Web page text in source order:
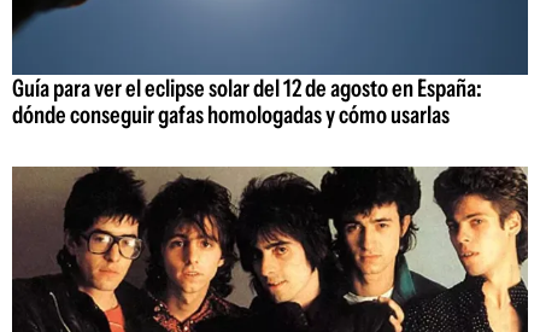
Guía para ver el eclipse solar del 12 de agosto en España:
dónde conseguir gafas homologadas y cómo usarlas